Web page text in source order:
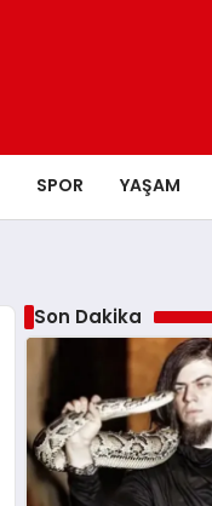
SPOR YAŞAM
Son Dakika